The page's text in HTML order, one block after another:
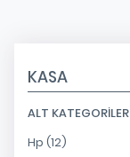
KASA
ALT KATEGORILER
Hp (12)